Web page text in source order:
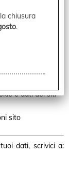
? Cookie e altri
e dati dei siti
sito
dati, scrivici a:
chiusura
.